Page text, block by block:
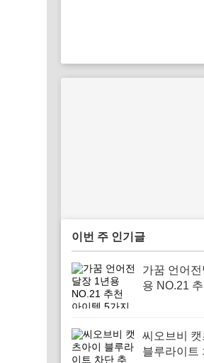
이번 주 인기글
가꿈 언어
용 NO.21
씨오브비
블루라이트